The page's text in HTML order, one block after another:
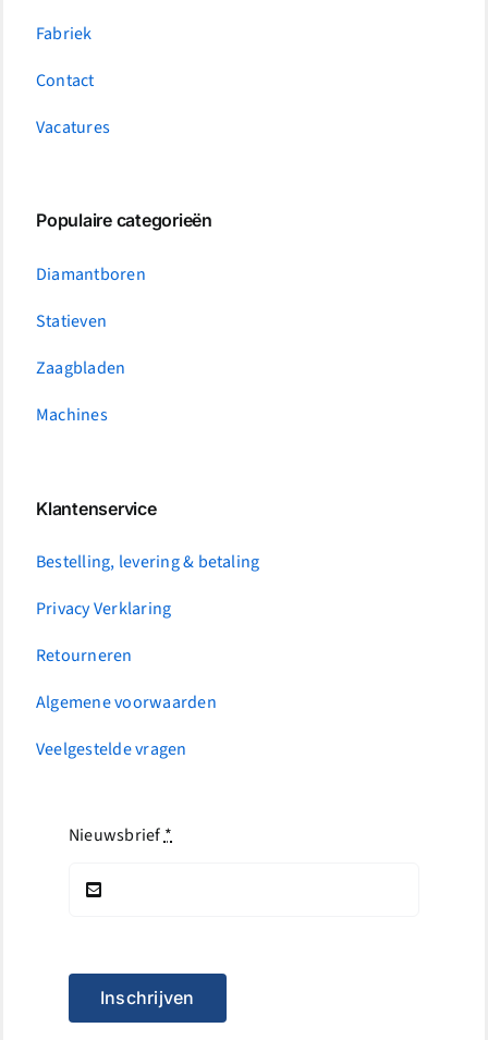
Fabriek
Contact
Vacatures
Populaire categorieën
Diamantboren
Statieven
Zaagbladen
Machines
Klantenservice
Bestelling, levering & betaling
Privacy Verklaring
Retourneren
Algemene voorwaarden
Veelgestelde vragen
Nieuwsbrief*
Inschrijven